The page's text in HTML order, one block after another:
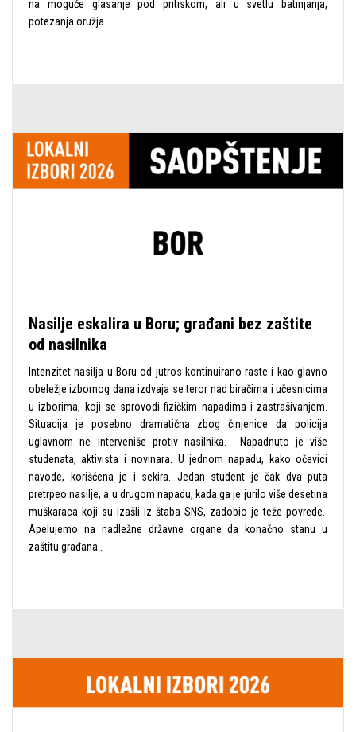
na moguće glasanje pod pritiskom, ali u svetlu batinjanja,
potezanja oružja…
Nasilje eskalira u Boru; građani bez zaštite
od nasilnika
Intenzitet nasilja u Boru od jutros kontinuirano raste i kao glavno
obeležje izbornog dana izdvaja se teror nad biračima i učesnicima
u izborima, koji se sprovodi fizičkim napadima i zastrašivanjem.
Situacija je posebno dramatična zbog činjenice da policija
uglavnom ne interveniše protiv nasilnika. Napadnuto je više
studenata, aktivista i novinara. U jednom napadu, kako očevici
navode, korišćena je i sekira. Jedan student je čak dva puta
pretrpeo nasilje, a u drugom napadu, kada ga je jurilo više desetina
muškaraca koji su izašli iz štaba SNS, zadobio je teže povrede.
Apelujemo na nadležne državne organe da konačno stanu u
zaštitu građana…